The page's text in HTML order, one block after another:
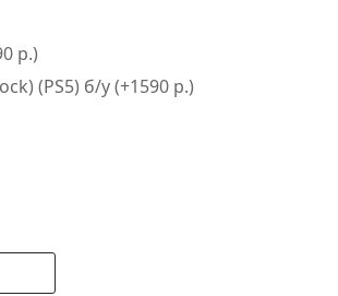
р.)
(PS5) б/у (+1590 р.)